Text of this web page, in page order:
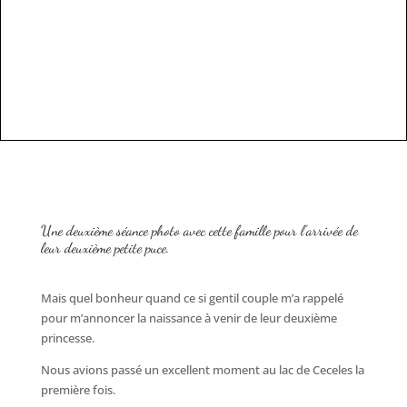
Une deuxième séance photo avec cette famille pour l’arrivée de
leur deuxième petite puce.
Mais quel bonheur quand ce si gentil couple m’a rappelé
pour m’annoncer la naissance à venir de leur deuxième
princesse.
Nous avions passé un excellent moment au lac de Ceceles la
première fois.